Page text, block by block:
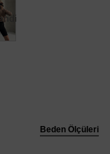
Beden Ölçüleri